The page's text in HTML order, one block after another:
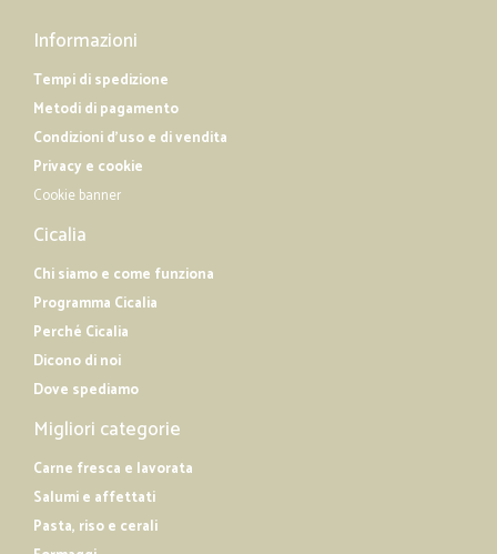
Informazioni
Tempi di spedizione
Metodi di pagamento
Condizioni d'uso e di vendita
Privacy e cookie
Cookie banner
Cicalia
Chi siamo e come funziona
Programma Cicalia
Perché Cicalia
Dicono di noi
Dove spediamo
Migliori categorie
Carne fresca e lavorata
Salumi e affettati
Pasta, riso e cerali